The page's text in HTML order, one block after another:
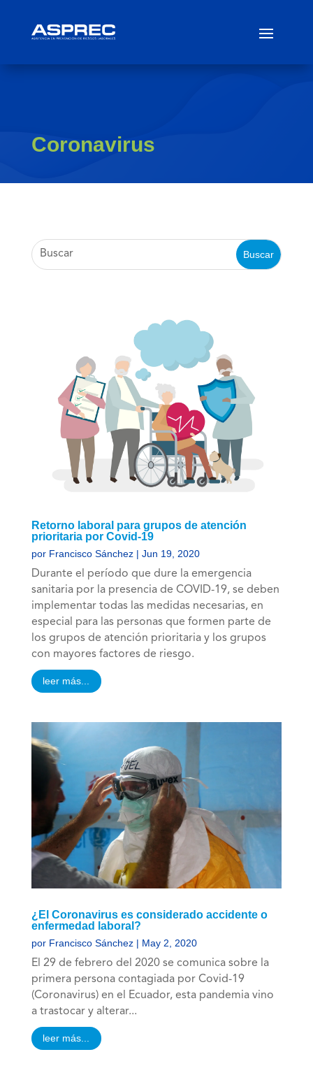
Coronavirus
Retorno laboral para grupos de atención
prioritaria por Covid-19
por Francisco Sánchez| Jun 19, 2020
Durante el período que dure la emergencia
sanitaria por la presencia de COVID-19, se deben
implementar todas las medidas necesarias, en
especial para las personas que formen parte de
los grupos de atención prioritaria y los grupos
con mayores factores de riesgo.
leer más...
¿El Coronavirus es considerado accidente o
enfermedad laboral?
por Francisco Sánchez| May 2, 2020
El 29 de febrero del 2020 se comunica sobre la
primera persona contagiada por Covid-19
(Coronavirus) en el Ecuador, esta pandemia vino
a trastocar y alterar...
leer más...